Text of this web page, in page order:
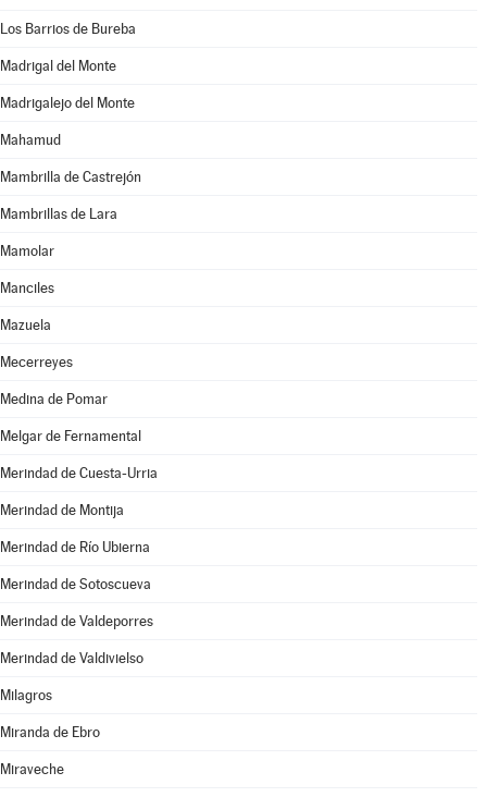
Los Barrios de Bureba
Madrigal del Monte
Madrigalejo del Monte
Mahamud
Mambrilla de Castrejón
Mambrillas de Lara
Mamolar
Manciles
Mazuela
Mecerreyes
Medina de Pomar
Melgar de Fernamental
Merindad de Cuesta-Urria
Merindad de Montija
Merindad de Río Ubierna
Merindad de Sotoscueva
Merindad de Valdeporres
Merindad de Valdivielso
Milagros
Miranda de Ebro
Miraveche